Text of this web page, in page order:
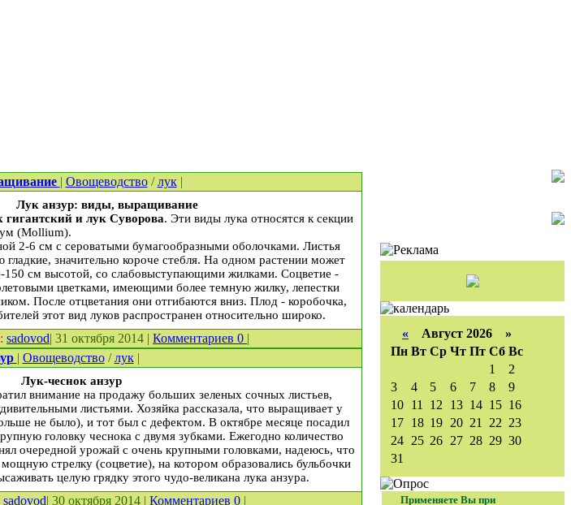
| Овощеводство/лук|
Лук анзур: виды, выращивание
гигантский и лук Суворова. Эти виды лука относятся к секции
(Mollium).
2-6 см с сероватыми бумагообразными оболочками. Листья
значительно короче стебля. На одном растении может
150 см высотой, со слабовыступающими жилками. Соцветие -
цветками, имеющими более темную жилку, лепестки
После отцветания они отгибаются вниз. Плод - коробочка,
этот вид луков распространен относительно широко.
sadovod| 31 октября 2014 | Комментариев 0 |
| Овощеводство/лук|
Лук-чеснок анзур
внимание на продажу больших зеленых сочных листьев,
листьями. Хозяйка рассказала, что выращивает у
не было), и тот был с дефектом. В октябре месяце посадил
головку чеснока с двумя зубками. Ежегодно количество
очередной урожай с очень крупными головками, надеюсь, что
стрелку (соцветие), на котором образовались бульбочки
целую грядку этого чудо-великана лука анзура.
sadovod| 30 октября 2014 | Комментариев 0 |
« Август 2026 »
Пн Вт Ср Чт Пт Сб Вс
1
2
3
4 5 6 7 8
9
10 11 12 13 14 15 16
17 18 19 20 21 22 23
24 25 26 27 28 29 30
31
Применяете Вы при